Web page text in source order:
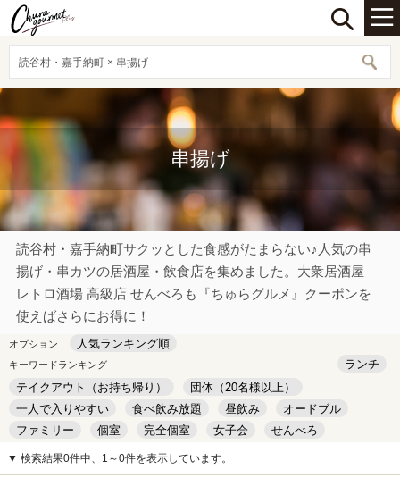
読谷村・嘉手納町 × 串揚げ
串揚げ
読谷村・嘉手納町サクッとした食感がたまらない♪人気の串
揚げ・串カツの居酒屋・飲食店を集めました。大衆居酒屋
レトロ酒場 高級店 せんべろも『ちゅらグルメ』クーポンを
使えばさらにお得に！
オプション 人気ランキング順
キーワードランキング
ランチ
テイクアウト（お持ち帰り）
団体（20名様以上）
一人で入りやすい
食べ飲み放題 昼飲み
オードブル
ファミリー
個室 完全個室 女子会
せんべろ
キッズルーム
安い デート
▼ 検索結果0件中、1～0件を表示しています。